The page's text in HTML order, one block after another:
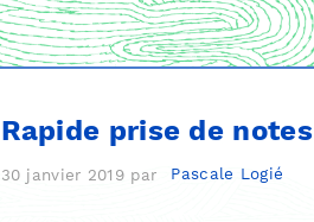
Rapide prise de notes
30 janvier 2019 par Pascale Logié